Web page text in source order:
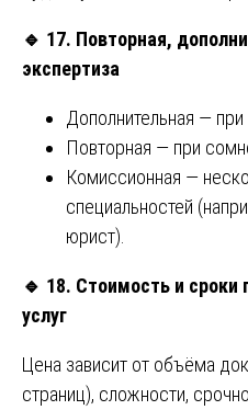
🔹 17. Повторная,
экспертиза
Дополнительная —
Повторная — при
Комиссионная —
специальностей
юрист).
🔹 18. Стоимость и сроки
услуг
Цена зависит от объёма
страниц), сложности,